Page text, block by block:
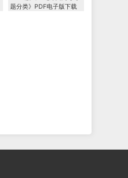
题分类》PDF电子版下载